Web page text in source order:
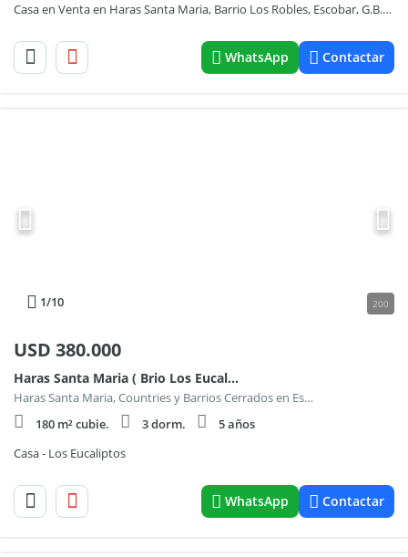
Casa en Venta en Haras Santa Maria, Barrio Los Robles, Escobar, G.B.A. Zona Norte
WhatsApp Contactar
1/10 200
USD 380.000
Haras Santa Maria ( Brio Los Eucaliptos ) U.F: al 0
Haras Santa Maria, Countries y Barrios Cerrados en Escobar
180 m² cubie.
3 dorm.
5 años
Casa - Los Eucaliptos
WhatsApp Contactar